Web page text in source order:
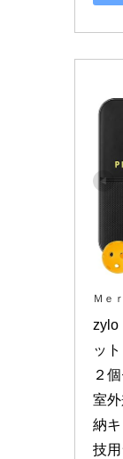
Ｍｅ
zylo
ッ
２
室
納
技